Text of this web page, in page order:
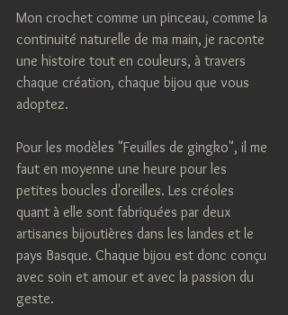
Mon crochet comme un pinceau, comme la
continuité naturelle de ma main, je raconte
une histoire tout en couleurs, à travers
chaque création, chaque bijou que vous
adoptez.
Pour les modèles "Feuilles de gingko", il me
faut en moyenne une heure pour les
petites boucles d'oreilles. Les créoles
quant à elle sont fabriquées par deux
artisanes bijoutières dans les landes et le
pays Basque. Chaque bijou est donc conçu
avec soin et amour et avec la passion du
geste.